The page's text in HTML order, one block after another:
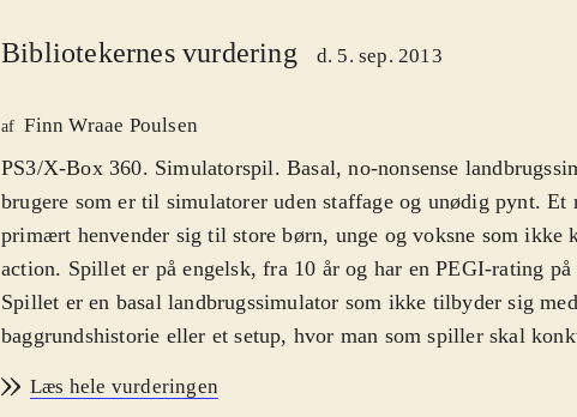
Bibliotekernes vurdering d. 5. sep. 2013
af Finn Wraae Poulsen
PS3/X-Box 360. Simulatorspil. Basal, no-nonsense
brugere som er til simulatorer uden staffage og unødig pynt.
primært henvender sig til store børn, unge og voksne som ikke
action. Spillet er på engelsk, fra 10 år og har en PEGI-rating på
Spillet er en basal landbrugssimulator som ikke tilbyder sig
baggrundshistorie eller et setup, hvor man som spiller skal
lærer at høste med mejetærskere og at mestre den basale pløjeteknik.
Læs hele vurderingen